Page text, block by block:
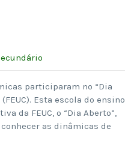
participaram no “Dia
Esta escola do ensino
da FEUC, o “Dia Aberto”,
as dinâmicas de